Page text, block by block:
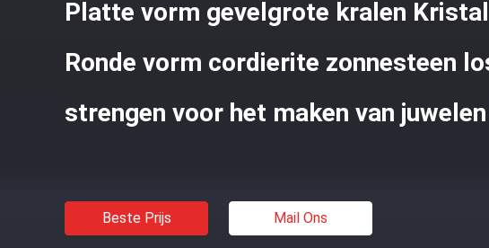
Platte vorm gevelgrote kralen
Ronde vorm cordierite zonnesteen
strengen voor het maken van juwelen
Beste Prijs Mail Ons